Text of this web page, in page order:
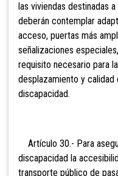
las viviendas destinadas
deberán contemplar
acceso, puertas más
señalizaciones
requisito necesario para
desplazamiento y
discapacidad.
Artículo 30.- Para
discapacidad la
transporte público de